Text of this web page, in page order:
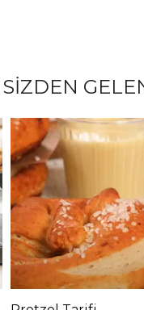
SİZDEN